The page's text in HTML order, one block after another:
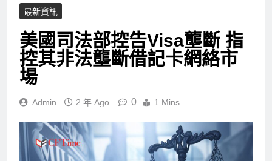
最新資訊
美國司法部控告Visa壟斷 指
控其非法壟斷借記卡網絡市
場
Admin 2 年 Ago 0 1 Mins